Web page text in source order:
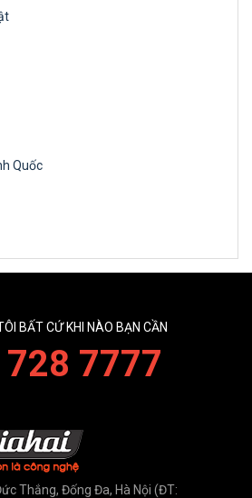
Quốc
BẤT CỨ KHI NÀO BẠN CẦN
7777
Thắng, Đống Đa, Hà Nội (ĐT: